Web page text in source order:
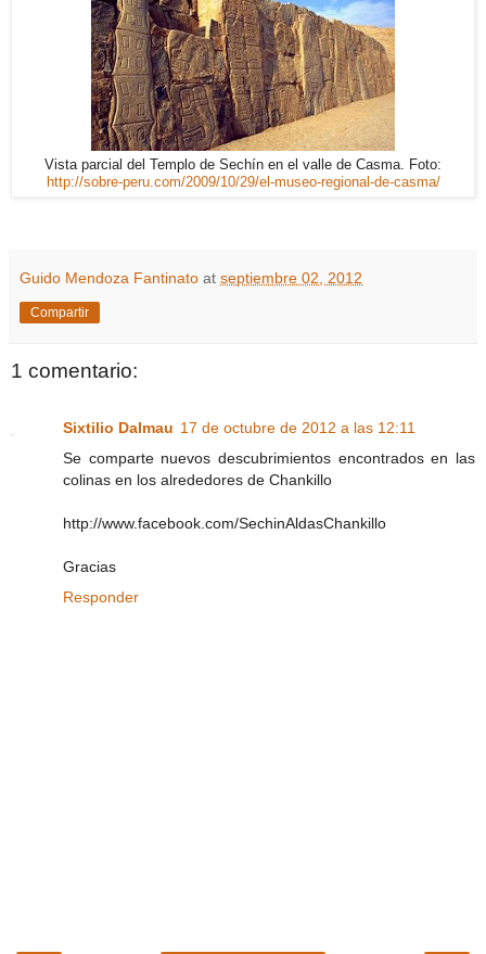
Vista parcial del Templo de Sechín en el valle de Casma. Foto:
http://sobre-peru.com/2009/10/29/el-museo-regional-de-casma/
Guido Mendoza Fantinato at septiembre 02, 2012
Compartir
1 comentario:
Sixtilio Dalmau 17 de octubre de 2012 a las 12:11
Se comparte nuevos descubrimientos encontrados en las
colinas en los alrededores de Chankillo
http://www.facebook.com/SechinAldasChankillo
Gracias
Responder